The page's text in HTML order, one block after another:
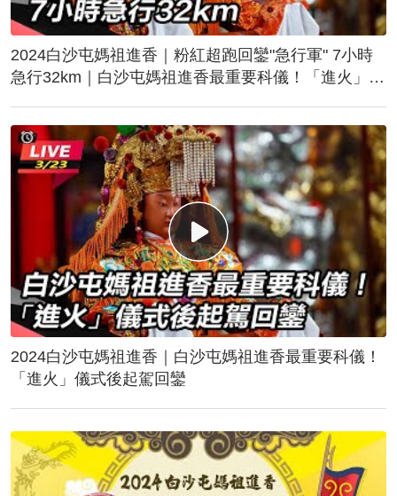
2024白沙屯媽祖進香｜粉紅超跑回鑾"急行軍" 7小時
急行32km｜白沙屯媽祖進香最重要科儀！「進火」儀
2024白沙屯媽祖進香｜白沙屯媽祖進香最重要科儀！
「進火」儀式後起駕回鑾